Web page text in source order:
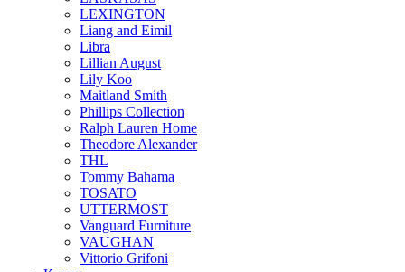
LEXINGTON
Liang and Eimil
Libra
Lillian August
Lily Koo
Maitland Smith
Phillips Collection
Ralph Lauren Home
Theodore Alexander
THL
Tommy Bahama
TOSATO
UTTERMOST
Vanguard Furniture
VAUGHAN
Vittorio Grifoni